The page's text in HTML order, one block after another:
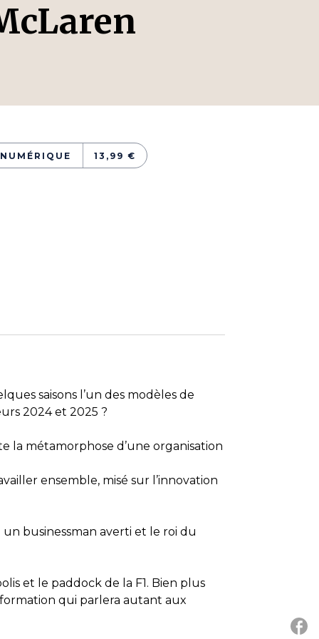
NUMÉRIQUE 13,99 €
saisons l’un des modèles de
2024 et 2025 ?
la métamorphose d’une organisation
ensemble, misé sur l’innovation
businessman averti et le roi du
et le paddock de la F1. Bien plus
qui parlera autant aux